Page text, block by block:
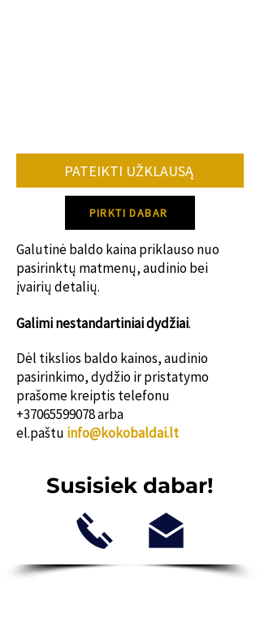
12 savaičių.
Dėl konkretaus gamybos termino
PATEIKTI UŽKLAUSĄ
PIRKTI DABAR
Galutinė baldo kaina priklauso nuo
pasirinktų matmenų, audinio bei
įvairių detalių.
Galimi nestandartiniai dydžiai.
Dėl tikslios baldo kainos, audinio
pasirinkimo, dydžio ir pristatymo
prašome kreiptis telefonu
+37065599078arba
el.paštu info@kokobaldai.lt
Susisiek dabar!